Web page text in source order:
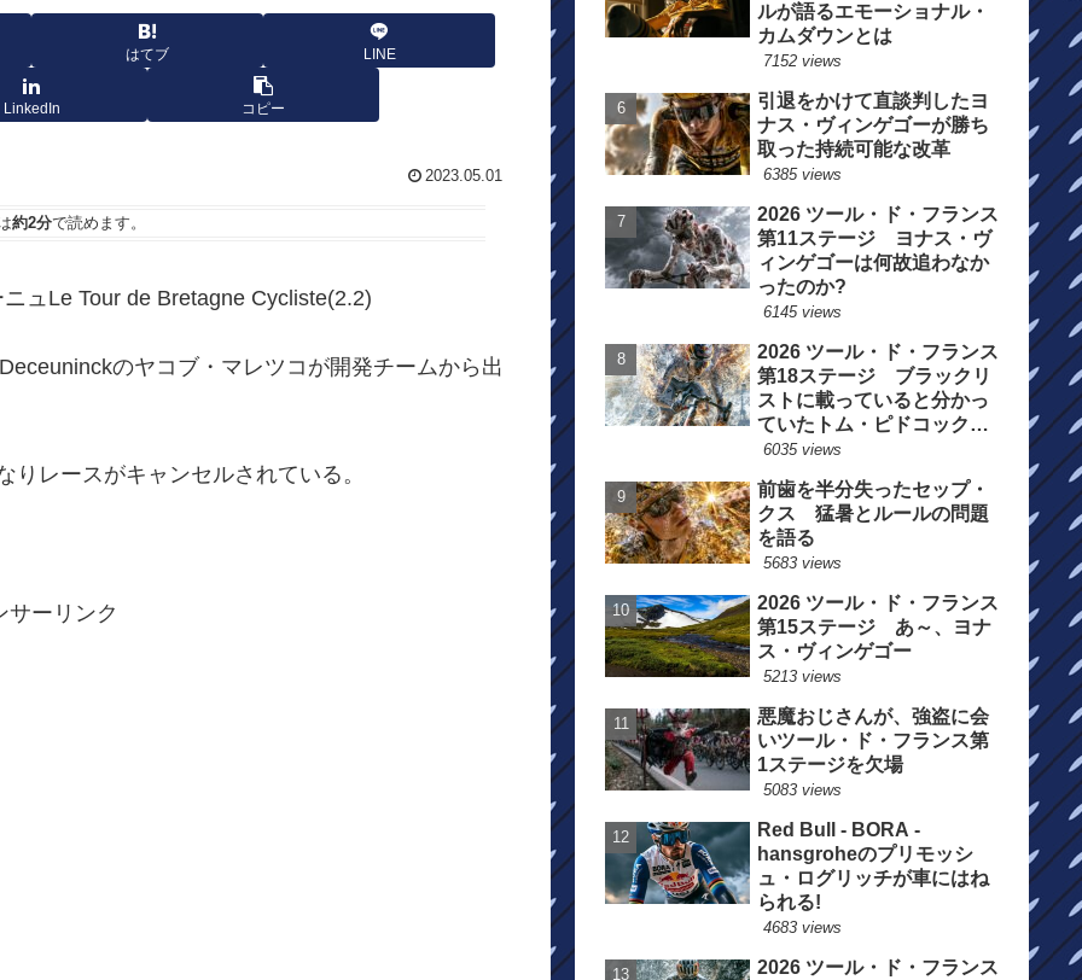
はてブ LINE
LinkedIn コピー
2023.05.01
約2分で読めます。
ュLe Tour de Bretagne Cycliste(2.2)
のヤコブ・マレツコが開発チームから出
レースがキャンセルされている。
サーリンク
ルが語るエモーショナル・
カムダウンとは
7152 views
引退をかけて直談判したヨ
ナス・ヴィンゲゴーが勝ち
取った持続可能な改革
6385 views
2026 ツール・ド・フランス
第11ステージ ヨナス・ヴ
ィンゲゴーは何故追わなか
ったのか?
6145 views
2026 ツール・ド・フランス
第18ステージ ブラックリ
ストに載っていると分かっ
ていたトム・ピドコックは
総合順位死守に
6035 views
前歯を半分失ったセップ・
クス 猛暑とルールの問題
を語る
5683 views
2026 ツール・ド・フランス
第15ステージ あ～、ヨナ
ス・ヴィンゲゴー
5213 views
悪魔おじさんが、強盗に会
いツール・ド・フランス第
1ステージを欠場
5083 views
Red Bull - BORA -
hansgroheのプリモッシ
ュ・ログリッチが車にはね
られる!
4683 views
2026 ツール・ド・フランス